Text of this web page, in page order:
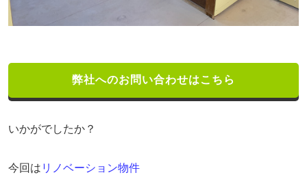
弊社へのお問い合わせはこちら
いかがでしたか？
今回は リノベーション物件